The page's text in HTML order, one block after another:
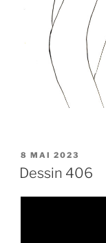
PUBLIÉ
LE
8 MAI 2023
Dessin 406